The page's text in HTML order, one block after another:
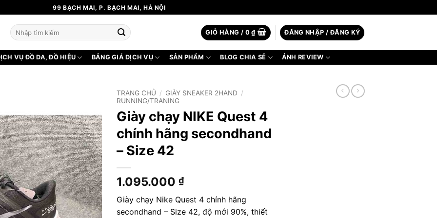
99 BẠCH MAI, P. BẠCH MAI, HÀ NỘI
Tìm
kiếm:
GIỎ HÀNG / 0₫ ĐĂNG NHẬP / ĐĂNG KÝ
VỤ ĐỒ DA, ĐỒ HIỆU BẢNG GIÁ DỊCH VỤ SẢN PHẨM BLOG CHIA SẺ ẢNH REVIEW
TRANG CHỦ / GIÀY SNEAKER 2HAND /
RUNNING/TRANING
Giày chạy NIKE Quest 4
chính hãng secondhand
– Size 42
1.095.000 ₫
Giày chạy Nike Quest 4 chính hãng
secondhand – Size 42, độ mới 90%, thiết